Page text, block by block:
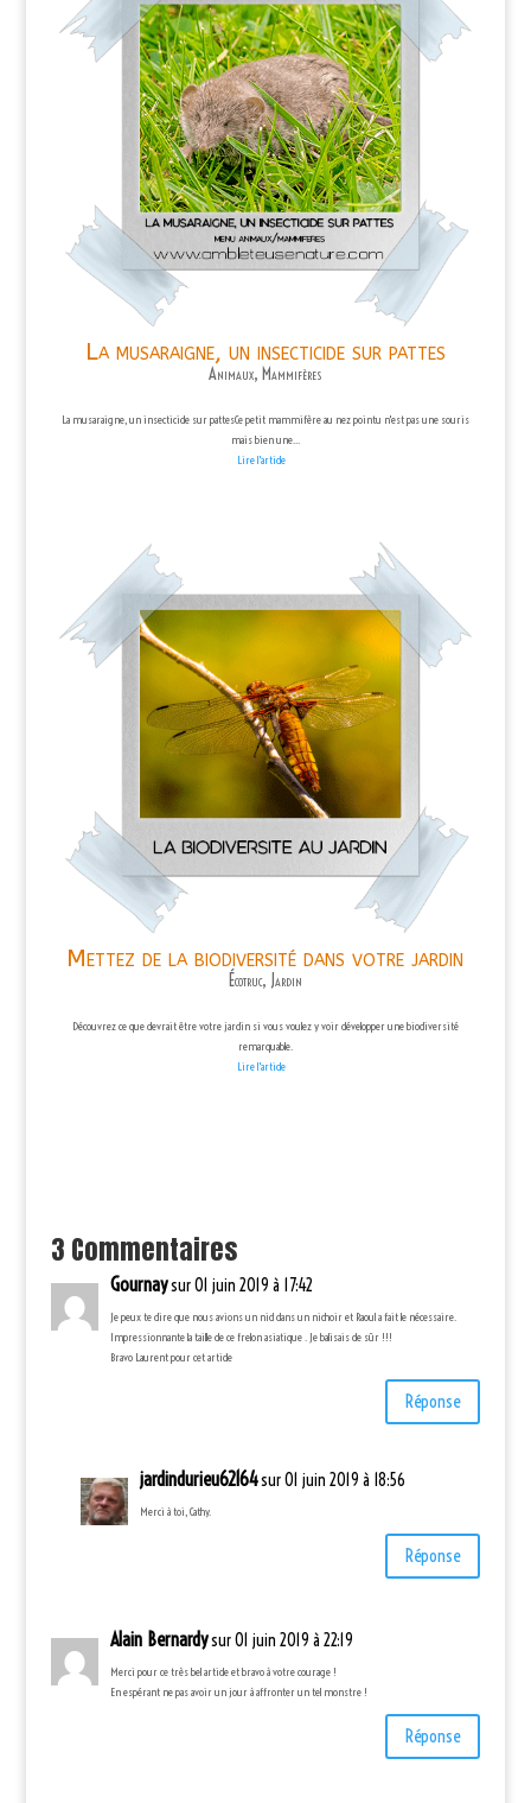
La musaraigne, un insecticide sur pattes
Animaux, Mammifères
La musaraigne, un insecticide sur pattesCe petit mammifère au nez pointu n'est pas une souris
mais bien une...
Lire l'article
Mettez de la biodiversité dans votre jardin
Écotruc, Jardin
Découvrez ce que devrait être votre jardin si vous voulez y voir développer une biodiversité
remarquable.
Lire l'article
3 Commentaires
Gournaysur 01 juin 2019 à 17:42
Je peux te dire que nous avions un nid dans un nichoir et Raoul a fait le nécessaire.
Impressionnante la taille de ce frelon asiatique . Je balisais de sûr !!!
Bravo Laurent pour cet article
Réponse
jardindurieu62164sur 01 juin 2019 à 18:56
Merci à toi, Cathy.
Réponse
Alain Bernardysur 01 juin 2019 à 22:19
Merci pour ce très bel article et bravo à votre courage !
En espérant ne pas avoir un jour à affronter un tel monstre !
Réponse